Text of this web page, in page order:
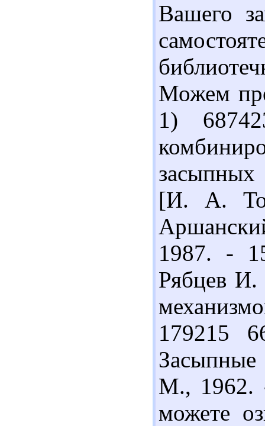
Вашего
Можем
1)
[И. А.
1987. -
Рябцев
179215
Засыпные
М., 1962.
можете